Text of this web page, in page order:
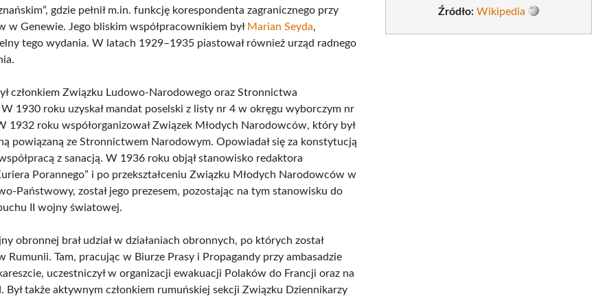
gdzie pełnił m.in. funkcję korespondenta zagranicznego przy
w Genewie. Jego bliskim współpracownikiem był Marian Seyda,
tego wydania. W latach 1929–1935 piastował również urząd radnego
członkiem Związku Ludowo-Narodowego oraz Stronnictwa
1930 roku uzyskał mandat poselski z listy nr 4 w okręgu wyborczym nr
1932 roku współorganizował Związek Młodych Narodowców, który był
powiązaną ze Stronnictwem Narodowym. Opowiadał się za konstytucją
z sanacją. W 1936 roku objął stanowisko redaktora
Porannego” i po przekształceniu Związku Młodych Narodowców w
Państwowy, został jego prezesem, pozostając na tym stanowisku do
II wojny światowej.
obronnej brał udział w działaniach obronnych, po których został
Rumunii. Tam, pracując w Biurze Prasy i Propagandy przy ambasadzie
uczestniczył w organizacji ewakuacji Polaków do Francji oraz na
Był także aktywnym członkiem rumuńskiej sekcji Związku Dziennikarzy
Źródło: Wikipedia